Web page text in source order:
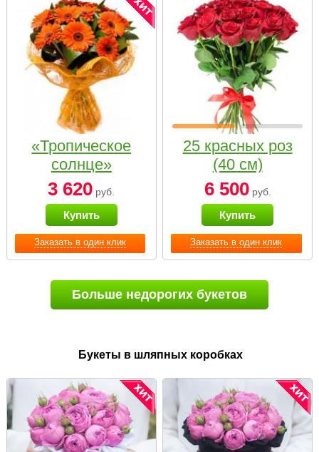
Заказать в один клик
«Тропическое
солнце»
3 620 руб.
Купить
Заказать в один клик
25 красных роз
(40 см)
6 500руб.
Купить
Больше недорогих букетов
Букеты в шляпных коробках